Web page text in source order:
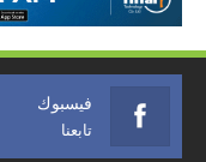
فيسبوك
تابعنا